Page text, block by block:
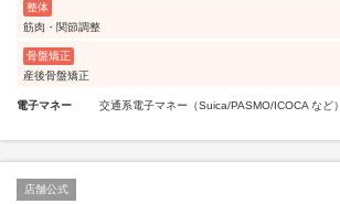
整体
筋肉・関節調整
骨盤矯正
産後骨盤矯正
電子マネー 交通系電子マネー（Suica/PASMO/ICOCA など）
店舗公式